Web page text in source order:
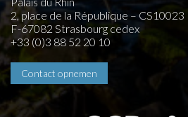
2, place de la République – CS10023
F-67082 Strasbourg cedex
+33 (0)3 88 52 20 10
Contact opnemen